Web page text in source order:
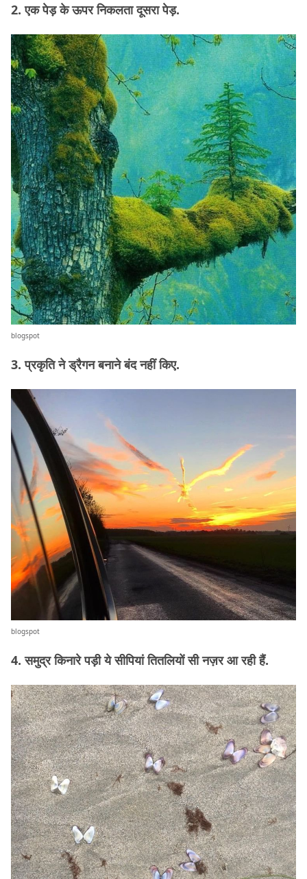
2. एक पेड़ के ऊपर निकलता दूसरा पेड़.
blogspot
3. प्रकृति ने ड्रैगन बनाने बंद नहीं किए.
blogspot
4. समुद्र किनारे पड़ी ये सीपियां तितलियों सी नज़र आ रही हैं.